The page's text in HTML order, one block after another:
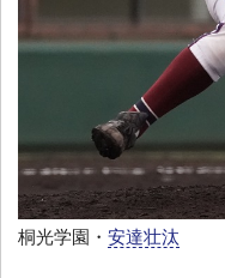
桐光学園・ 安達壮汰